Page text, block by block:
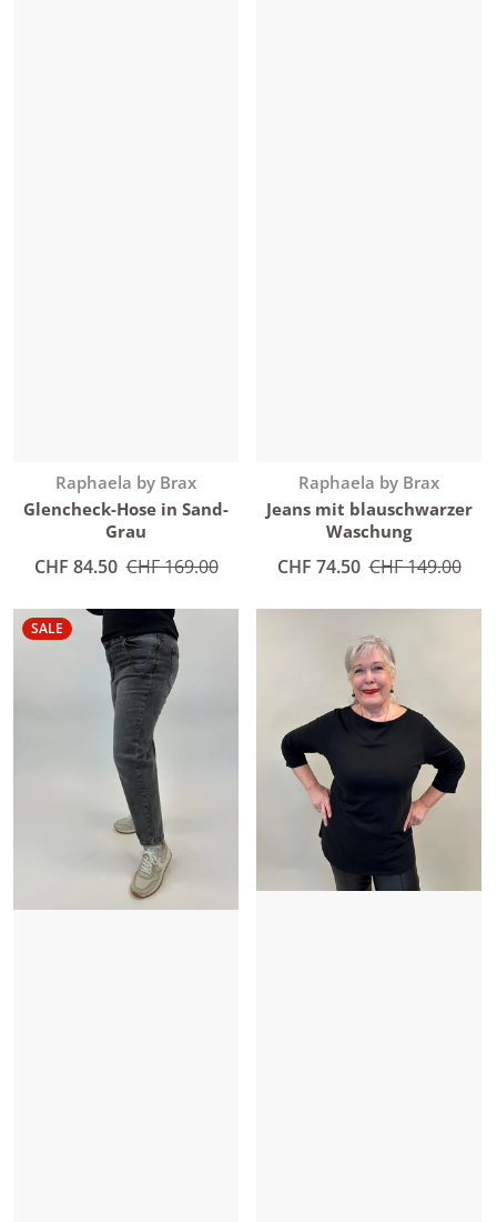
Anbieter:
Raphaela by Brax
Glencheck-Hose in Sand-
Grau
Angebotspreis
CHF 84.50 Normaler Preis
CHF 169.00
Anbieter:
Raphaela by Brax
Jeans mit blauschwarzer
Waschung
Angebotspreis
CHF 74.50 Normaler Preis
CHF 149.00
SALE